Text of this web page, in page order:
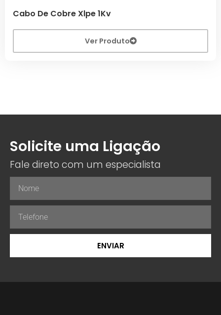
Cabo De Cobre Xlpe 1Kv
Ver Produto
Solicite uma Ligação
Fale direto com um especialista
ENVIAR